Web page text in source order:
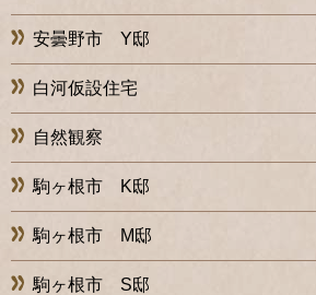
安曇野市 Y邸
白河仮設住宅
自然観察
駒ヶ根市 K邸
駒ヶ根市 M邸
駒ヶ根市 S邸